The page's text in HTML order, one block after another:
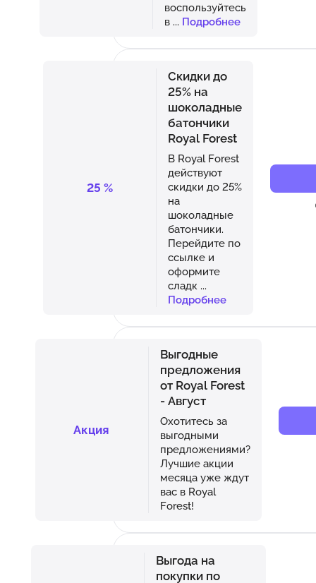
воспользуйтесь
в ... Подробнее
25 %
Скидки до
25% на
шоколадные
батончики
Royal Forest
В Royal Forest
действуют
скидки до 25%
на
шоколадные
батончики.
Перейдите по
ссылке и
оформите
сладк ...
Подробнее
Акция
Выгодные
предложения
от Royal Forest
- Август
Охотитесь за
выгодными
предложениями?
Лучшие акции
месяца уже ждут
вас в Royal
Forest!
Выгода на
покупки по